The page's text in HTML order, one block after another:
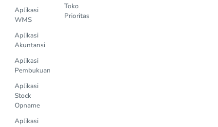
Aplikasi
WMS
Aplikasi
Akuntansi
Aplikasi
Pembukuan
Aplikasi
Stock
Opname
Aplikasi
Toko
Prioritas